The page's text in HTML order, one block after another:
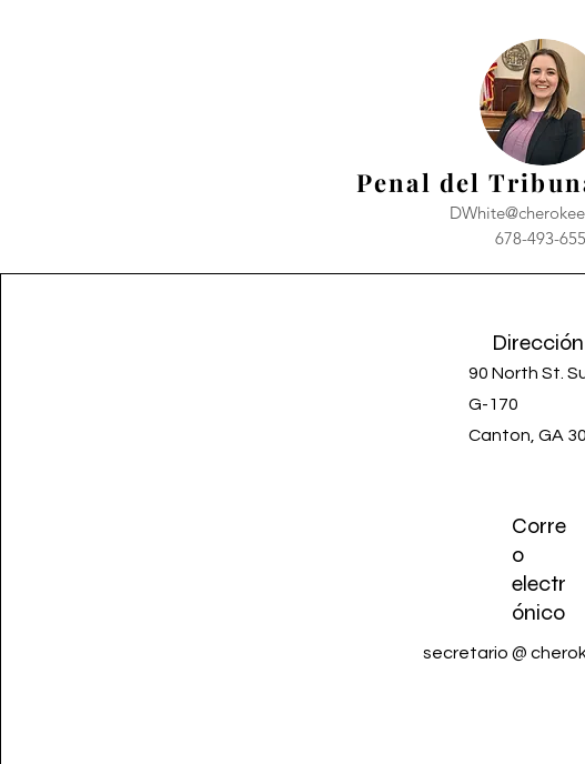
Penal del
678-493-
Dirección
90 North St.
G-170
Canton, GA
Corre
o
electr
ónico
secretario @